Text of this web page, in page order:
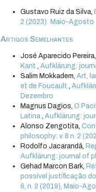
Gustavo Ruiz da Silva,
2 (2023): Maio-Agosto
Artigos Semelhantes
José Aparecido
Kant,Aufklärung:
Salim Mokkadem,Art,
et de Foucault,
Dezembro
Magnus Dagios,O
Latina,Aufklärung:
Alonso Zengotita,
philosophy: v. 8 n. 2
Rodolfo Jacarandá,
Aufklärung: journal of
Gehad Marcon Bark,
possível justificação
6, n. 2 (2019), Maio-